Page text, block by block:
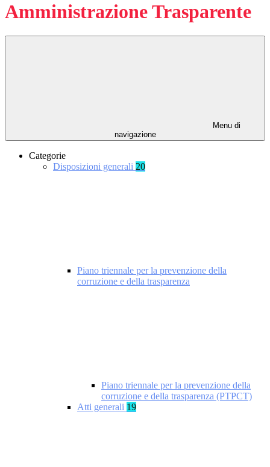
Amministrazione Trasparente
Menu di
navigazione
Categorie
Disposizioni generali 20
Piano triennale per la prevenzione della
corruzione e della trasparenza
Piano triennale per la prevenzione della
corruzione e della trasparenza (PTPCT)
Atti generali 19